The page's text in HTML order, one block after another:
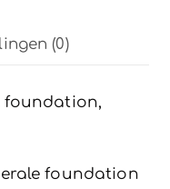
(0)
foundation,
foundation